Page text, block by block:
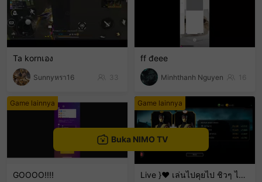
Ta kornเอง
Sunnyหรา16 33
ff đeee
Minhthanh Nguyen 16
Game lainnya
GOOOO!!!!
Game lainnya
Live }❤️ เล่นไปคุยไป ชิวๆ ไม่เก่งน่ะ 🤣🤣🤣 ขำๆ .
Buka NIMO TV